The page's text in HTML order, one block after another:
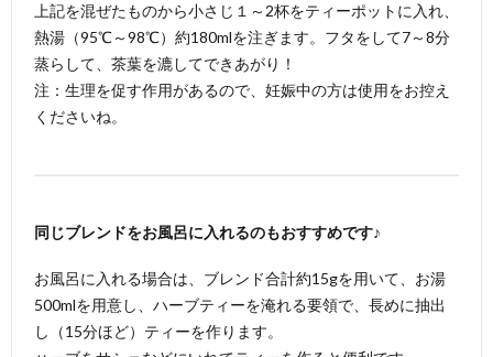
上記を混ぜたものから小さじ１～2杯をティーポットに入れ、
熱湯（95℃～98℃）約180mlを注ぎます。フタをして7～8分
蒸らして、茶葉を漉してできあがり！
注：生理を促す作用があるので、妊娠中の方は使用をお控え
くださいね。
同じブレンドをお風呂に入れるのもおすすめです♪
お風呂に入れる場合は、ブレンド合計約15gを用いて、お湯
500mlを用意し、ハーブティーを淹れる要領で、長めに抽出
し（15分ほど）ティーを作ります。